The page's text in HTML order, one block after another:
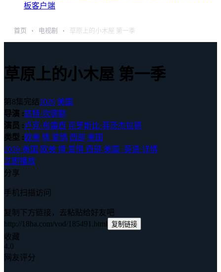
板客户端
首页 › 电视剧 › 草原上的小木屋 第一季
草原上的小木屋 第一季
第8集完结2026 美国
导演 :凯特·坎德勒
演员 :卢克·布雷西 克罗斯比·菲茨杰拉德
类型 :欧美 情 爱情 西部 美国
2026·美国 ·欧美 情 爱情 西部 美国 ·英语·详情
立即播放
分享
手机扫描访问
复制下方链接，去粘贴给好友吧
http://18ha.com/vod/185491.html 复制链接
收藏
4.0
网友评分